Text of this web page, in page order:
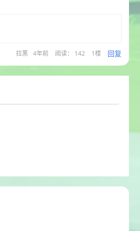
拉黑 4年前 阅读： 142 1楼 回复